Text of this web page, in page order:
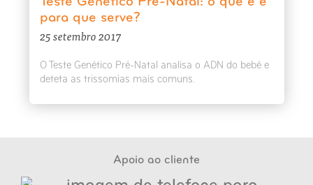
para que serve?
25 setembro 2017
O Teste Genético Pré-Natal analisa o ADN do bebé e
deteta as trissomias mais comuns.
Apoio ao cliente